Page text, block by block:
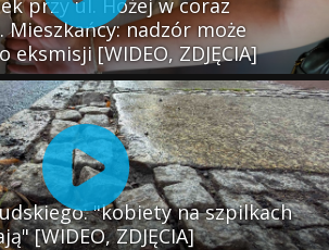
Mieszkańcy: nadzór może
eksmisji [WIDEO, ZDJĘCIA]
"kobiety na szpilkach
[WIDEO, ZDJĘCIA]